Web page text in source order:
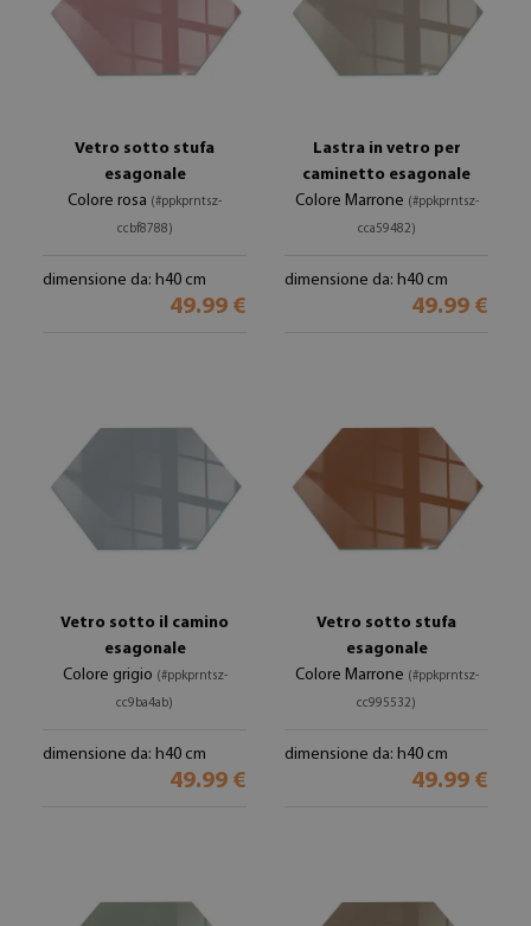
Vetro sotto stufa
esagonale
Colore rosa (#ppkprntsz-
ccbf8788)
dimensione da: h40 cm
49.99 €
Lastra in vetro per
caminetto esagonale
Colore Marrone (#ppkprntsz-
cca59482)
dimensione da: h40 cm
49.99 €
Vetro sotto il camino
esagonale
Colore grigio (#ppkprntsz-
cc9ba4ab)
dimensione da: h40 cm
49.99 €
Vetro sotto stufa
esagonale
Colore Marrone (#ppkprntsz-
cc995532)
dimensione da: h40 cm
49.99 €